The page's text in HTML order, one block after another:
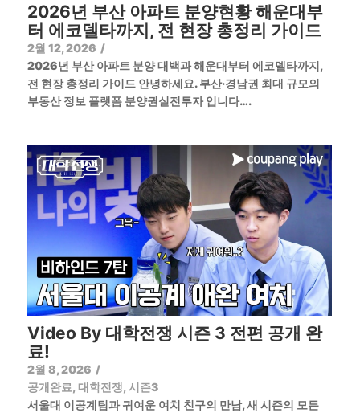
2026년 부산 아파트 분양현황 해운대부
터 에코델타까지, 전 현장 총정리 가이드
2월 12, 2026 /
2026년 부산 아파트 분양 대백과 해운대부터 에코델타까지,
전 현장 총정리 가이드 안녕하세요. 부산·경남권 최대 규모의
부동산 정보 플랫폼 분양권실전투자 입니다….
Video By 대학전쟁 시즌 3 전편 공개 완
료!
2월 8, 2026 /
공개완료, 대학전쟁, 시즌3
서울대 이공계팀과 귀여운 여치 친구의 만남, 새 시즌의 모든